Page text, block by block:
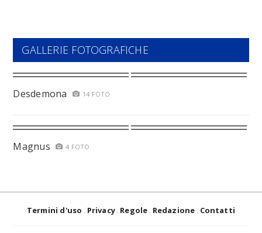
GALLERIE FOTOGRAFICHE
Desdemona 14 FOTO
Magnus 4 FOTO
Termini d'uso Privacy Regole Redazione Contatti